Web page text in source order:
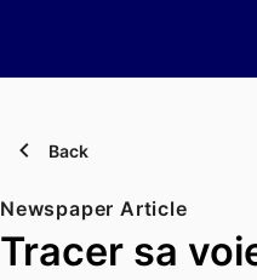
Back
Newspaper Article
Tracer sa